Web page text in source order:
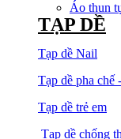
Áo thun
TẠP DỀ
Tạp dề Nail
Tạp dề pha chế
Tạp dề trẻ em
Tạp dề chống